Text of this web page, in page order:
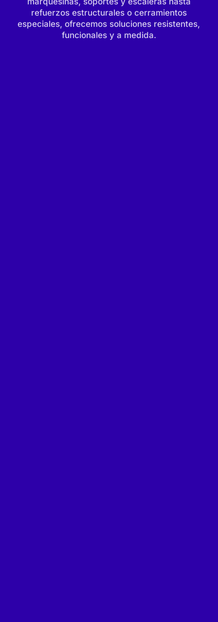
refuerzos estructurales o cerramientos
especiales, ofrecemos soluciones resistentes,
funcionales y a medida.